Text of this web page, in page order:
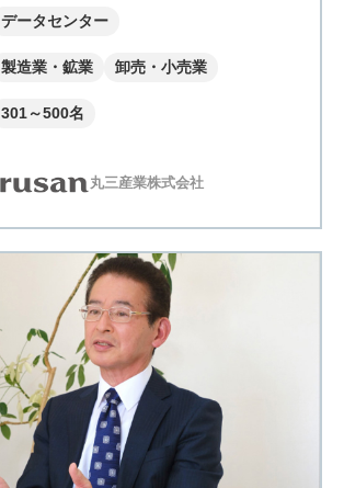
データセンター
製造業・鉱業 卸売・小売業
301～500名
丸三産業株式会社